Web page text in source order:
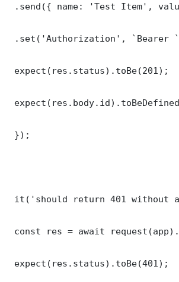
.send({ name: 'Test Item',
.set('Authorization', `Bearer
expect(res.status).toBe(201);
});
it('should return 401 without
const res = await
expect(res.status).toBe(401);